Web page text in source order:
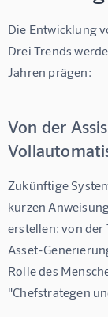
Die Entwicklung
Drei Trends
Jahren prägen:
Von der
Zukünftige
kurzen
erstellen: von der
Asset-
Rolle des
"Chefstrategen